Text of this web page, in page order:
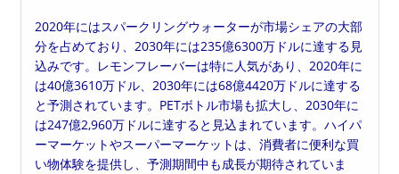
2020年にはスパークリングウォーターが市場シェアの大部
分を占めており、2030年には235億6300万ドルに達する見
込みです。レモンフレーバーは特に人気があり、2020年に
は40億3610万ドル、2030年には68億4420万ドルに達する
と予測されています。PETボトル市場も拡大し、2030年に
は247億2,960万ドルに達すると見込まれています。ハイパ
ーマーケットやスーパーマーケットは、消費者に便利な買
い物体験を提供し、予測期間中も成長が期待されていま